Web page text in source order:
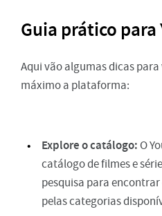
Guia prático para
Aqui vão algumas dicas
máximo a plataforma:
Explore o catálogo: O
catálogo de filmes e
pesquisa para
pelas categorias